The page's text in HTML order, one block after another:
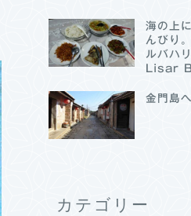
海の上
んびり
ルバハ
Lisar
金門島
カテゴリー